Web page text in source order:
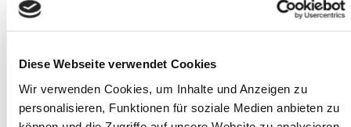
Diese Webseite verwendet Cookies
Wir verwenden Cookies, um Inhalte und Anzeigen zu
personalisieren, Funktionen für soziale Medien anbieten zu
Expert:innen am Lesertelefon für Fragen bezüglich
Schon im April können UV-Strahlungswerte erreicht
Hautkrebs oder einer Vorstufe – der sogenannten
aktinischen Keratose – zu erkranken. Dabei ist es